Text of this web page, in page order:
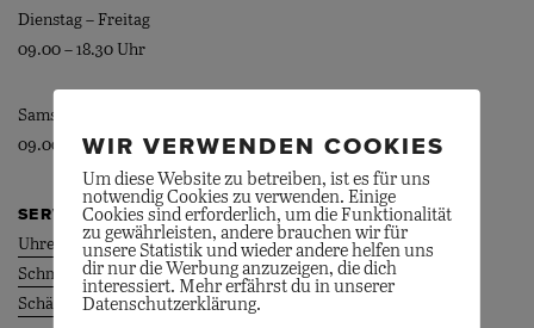
Dienstag – Freitag
09.00 – 18.30 Uhr
Samstag
09.00 – 16.30 Uhr
SERVICE
Uhrenservice
Schmuckservice
Schätzungen
WIR VERWENDEN COOKIES
Um diese Website zu betreiben, ist es für uns
notwendig Cookies zu verwenden. Einige
Cookies sind erforderlich, um die Funktionalität
zu gewährleisten, andere brauchen wir für
unsere Statistik und wieder andere helfen uns
dir nur die Werbung anzuzeigen, die dich
interessiert. Mehr erfährst du in unserer
Datenschutzerklärung.